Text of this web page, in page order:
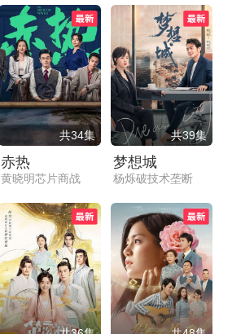
共34集
赤热
黄晓明芯片商战
共39集
梦想城
杨烁破技术垄断